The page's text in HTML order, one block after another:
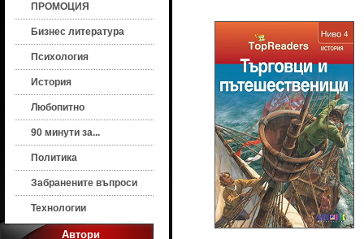
ПРОМОЦИЯ
Бизнес литература
Психология
История
Любопитно
90 минути за...
Политика
Забранените въпроси
Технологии
Автори